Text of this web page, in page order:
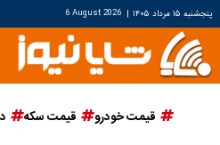
پنجشنبه ۱۵ مرداد ۱۴۰۵ |
6 August 2026
قیمت خودرو قیمت سکه